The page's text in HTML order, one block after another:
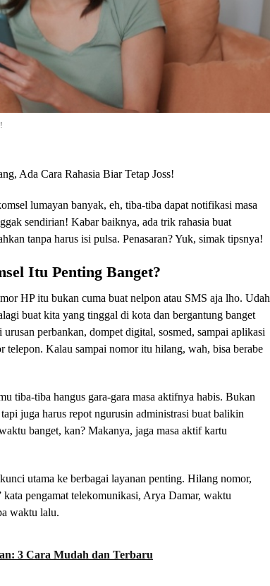
Ada Cara Rahasia Biar Tetap Joss!
lumayan banyak, eh, tiba-tiba dapat notifikasi masa
sendirian! Kabar baiknya, ada trik rahasia buat
tanpa harus isi pulsa. Penasaran? Yuk, simak tipsnya!
Itu Penting Banget?
HP itu bukan cuma buat nelpon atau SMS aja lho. Udah
buat kita yang tinggal di kota dan bergantung banget
perbankan, dompet digital, sosmed, sampai aplikasi
telepon. Kalau sampai nomor itu hilang, wah, bisa berabe
tiba-tiba hangus gara-gara masa aktifnya habis. Bukan
juga harus repot ngurusin administrasi buat balikin
banget, kan? Makanya, jaga masa aktif kartu
utama ke berbagai layanan penting. Hilang nomor,
pengamat telekomunikasi, Arya Damar, waktu
waktu lalu.
3 Cara Mudah dan Terbaru